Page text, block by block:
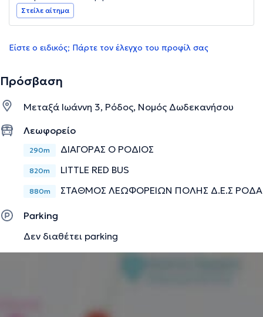
Στείλε αίτημα
Είστε ο ειδικός; Πάρτε τον έλεγχο του προφίλ σας
Πρόσβαση
Μεταξά Ιωάννη 3, Ρόδος, Νομός Δωδεκανήσου
Λεωφορείο
290m ΔΙΑΓΟΡΑΣ Ο ΡΟΔΙΟΣ
820m LITTLE RED BUS
880m ΣΤΑΘΜΟΣ ΛΕΩΦΟΡΕΙΩΝ ΠΟΛΗΣ Δ.Ε.Σ ΡΟΔΑ
Parking
Δεν διαθέτει parking